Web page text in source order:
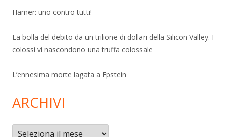
Hamer: uno contro tutti!
La bolla del debito da un trilione di dollari della Silicon Valley. I
colossi vi nascondono una truffa colossale
L’ennesima morte lagata a Epstein
ARCHIVI
Archivi